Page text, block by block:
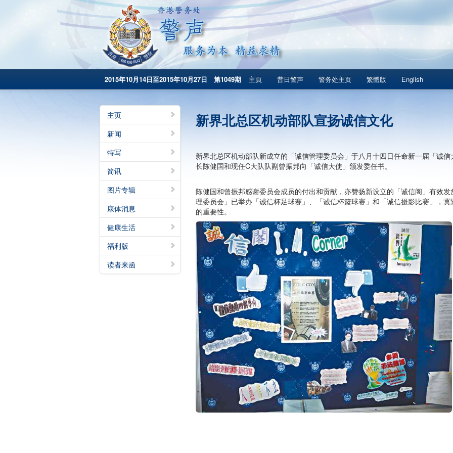
2015年10月14日至2015年10月27日 第1049期 主頁 昔日警声 警务处主页 繁體版 English
主页
新闻
特写
简讯
图片专辑
康体消息
健康生活
福利版
读者来函
新界北总区机动部队宣扬诚信文化
新界北总区机动部队新成立的「诚信管理委员会」于八月十四日任命新一届「诚
长陈健国和现任C大队队副曾振邦向「诚信大使」颁发委任书。
陈健国和曾振邦感谢委员会成员的付出和贡献，亦赞扬新设立的「诚信阁」有效
理委员会」已举办「诚信杯足球赛」、「诚信杯篮球赛」和「诚信摄影比赛」，
的重要性。